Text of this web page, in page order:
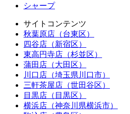
シャープ
サイトコンテンツ
秋葉原店（台東区）
四谷店（新宿区）
東高円寺店（杉並区）
蒲田店（大田区）
川口店（埼玉県川口市）
三軒茶屋店（世田谷区）
目黒店（目黒区）
横浜店（神奈川県横浜市）